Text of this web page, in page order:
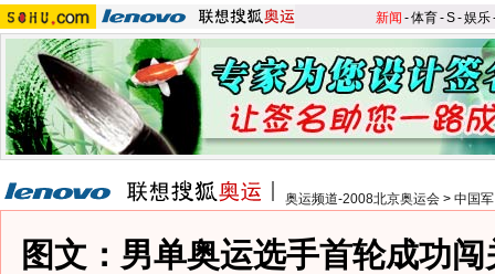
新闻 -体育-S-娱乐
奥运频道-2008北京奥运会 > 中国
图文：男单奥运选手首轮成功